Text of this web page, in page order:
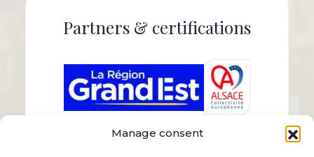
Manage consent
Partners & certifications